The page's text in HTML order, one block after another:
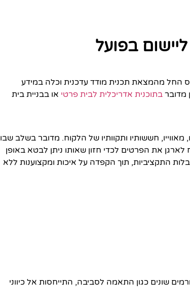
בפועל
החל מהמצאת תכנית מודד עדכנית וכלה במידע
מדובר בתוכנית אדריכלית לבית פרטי או בבניית בית
חששותיו ותקוותיו של הלקוח. מדובר בשלב שבו
לארגן את הפרטים לכדי חזון שאותו ניתן לבטא באופן
התקציביות, תוך הקפדה על איכות ומקצוענות ללא
שונים כגון התאמה לסביבה, התייחסות אל כיווני